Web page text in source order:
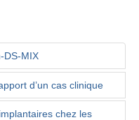
DS-MIX
d’un cas clinique
chez les